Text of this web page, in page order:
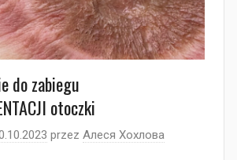
do zabiegu
otoczki
przez Алеся Хохлова